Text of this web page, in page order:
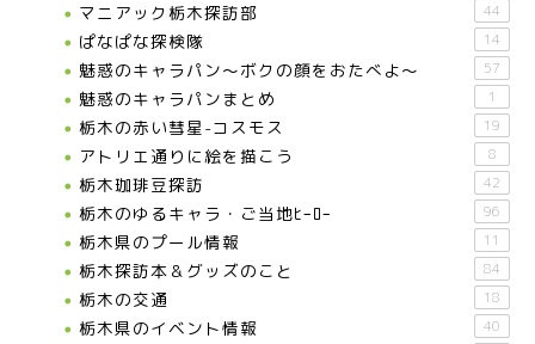
マニアック栃木探訪部 44
ぱなぱな探検隊 14
魅惑のキャラパン～ボクの顔をおたべよ～ 57
魅惑のキャラパンまとめ 1
栃木の赤い彗星-コスモス 19
アトリエ通りに絵を描こう 8
栃木珈琲豆探訪 42
栃木のゆるキャラ・ご当地ﾋｰﾛｰ 96
栃木県のプール情報 11
栃木探訪本＆グッズのこと 84
栃木の交通 18
栃木県のイベント情報 40